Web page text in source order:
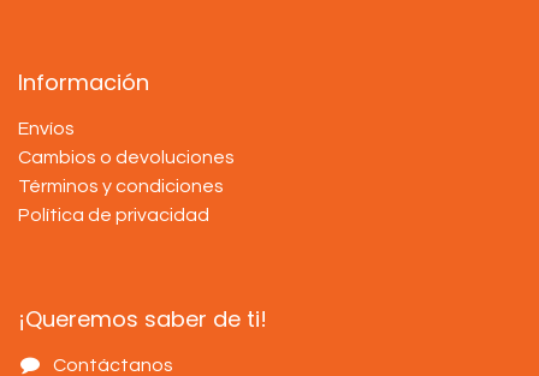
Información
Envíos
Cambios o devoluciones
Términos y condiciones
Política de privacidad
¡Queremos saber de ti!
Contáctanos